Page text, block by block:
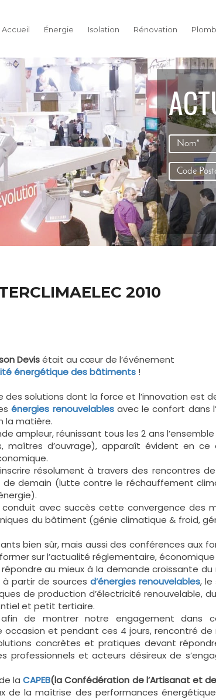
Accueil Énergie Isolation Rénovation
2010
Devisétait au cœur de l’événement
énergétique des bâtiments !
des solutions dont la force et l’innovation est
énergies renouvelables avec le confort dans
la matière.
ampleur, réunissant tous les 2 ans
maîtres d’ouvrage), apparaît évident en ce
résolument à travers des rencontres
de demain (lutte contre le réchauffement
avec succès cette convergence des
du bâtiment (génie climatique & froid,
bien sûr, mais aussi des conférences aux
sur l’actualité réglementaire,
au mieux à la demande croissante
partir de sources d’énergies renouvelables, le
de production d’électricité renouvelable, du
et petit tertiaire.
afin de montrer notre engagement dans
et pendant ces 4 jours, rencontré de
concrètes et pratiques devant
professionnels et acteurs désireux de
laCAPEB(la Confédération de l’Artisanat et
de la maîtrise des performances